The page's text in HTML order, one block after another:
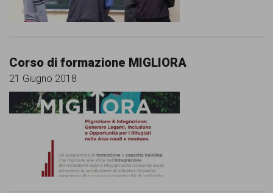
Corso di formazione MIGLIORA
21 Giugno 2018